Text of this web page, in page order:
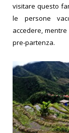
visitare questo
le persone
accedere,
pre-partenza.